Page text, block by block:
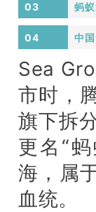
03 蚂
04 中
Sea
市时，
旗下拆
更名“
海，属
血统。